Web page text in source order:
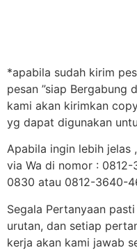
*apabila sudah kirim
pesan ”siap Bergabung
kami akan kirimkan
yg dapat digunakan
Apabila ingin lebih jelas
via Wa di nomor :
0830 atau 0812-3640-
Segala Pertanyaan
urutan, dan setiap
kerja akan kami jawab